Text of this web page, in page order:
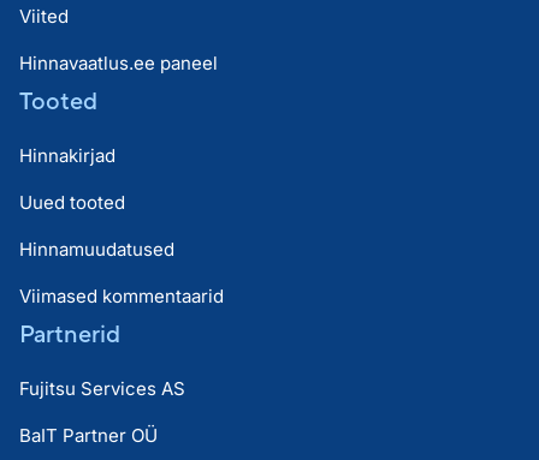
Viited
Hinnavaatlus.ee paneel
Tooted
Hinnakirjad
Uued tooted
Hinnamuudatused
Viimased kommentaarid
Partnerid
Fujitsu Services AS
BaIT Partner OÜ